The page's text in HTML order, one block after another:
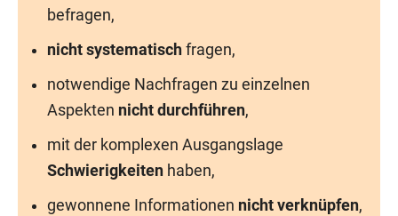
befragen,
nicht systematisch fragen,
notwendige Nachfragen zu einzelnen
Aspekten nicht durchführen,
mit der komplexen Ausgangslage
Schwierigkeiten haben,
gewonnene Informationen nicht verknüpfen,